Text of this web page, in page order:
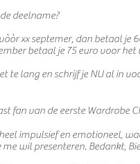
deelname?
xx septemer, dan betaal je
betaal je 75 euro voor
te lang en schrijf je NU al in
fan van de eerste Wardrobe
impulsief en emotioneel,
me wil presenteren. Bedankt,